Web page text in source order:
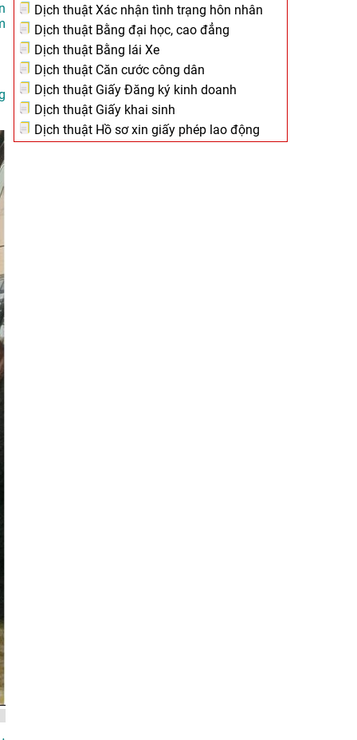
Dịch thuật Xác nhận tình trạng hôn nhân
Dịch thuật Bằng đại học, cao đẳng
Dịch thuật Bằng lái Xe
Dịch thuật Căn cước công dân
Dịch thuật Giấy Đăng ký kinh doanh
Dịch thuật Giấy khai sinh
Dịch thuật Hồ sơ xin giấy phép lao động